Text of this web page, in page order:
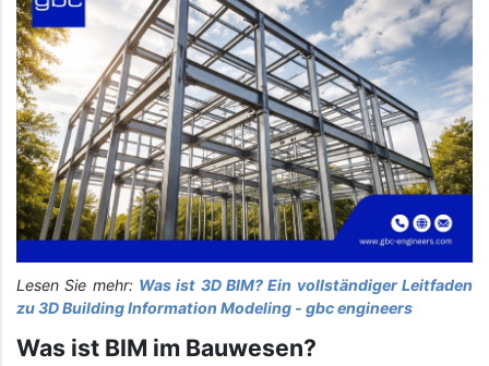
Lesen Sie mehr: Was ist 3D BIM? Ein vollständiger Leitfaden
zu 3D Building Information Modeling - gbc engineers
Was ist BIM im Bauwesen?